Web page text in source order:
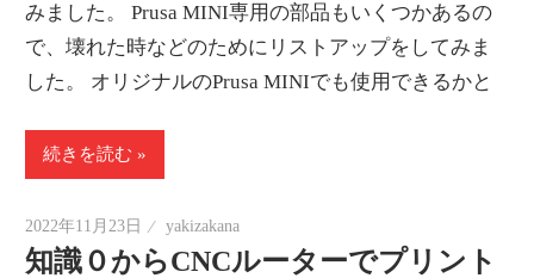
みました。 Prusa MINI専用の部品もいくつかあるの
で、壊れた時などのためにリストアップをしてみま
した。 オリジナルのPrusa MINIでも使用できるかと
続きを読む
2022年11月23日 yakizakana
知識０からCNCルーターでプリント